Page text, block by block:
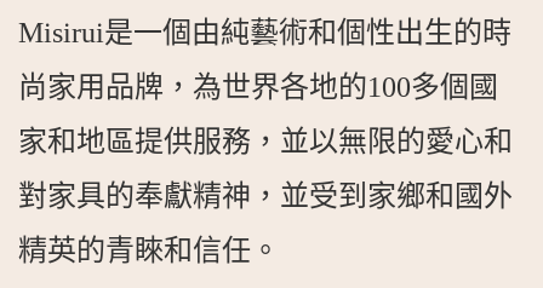
Misirui是一個由純藝術和個性出生的時
尚家用品牌，為世界各地的100多個國
家和地區提供服務，並以無限的愛心和
對家具的奉獻精神，並受到家鄉和國外
精英的青睞和信任。